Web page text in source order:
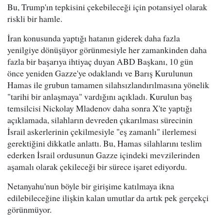
Bu, Trump'ın tepkisini çekebileceği için potansiyel olarak
riskli bir hamle.
İran konusunda yaptığı hatanın giderek daha fazla
yenilgiye dönüşüyor görünmesiyle her zamankinden daha
fazla bir başarıya ihtiyaç duyan ABD Başkanı, 10 gün
önce yeniden Gazze'ye odaklandı ve Barış Kurulunun
Hamas ile grubun tamamen silahsızlandırılmasına yönelik
"tarihi bir anlaşmaya" vardığını açıkladı. Kurulun baş
temsilcisi Nickolay Mladenov daha sonra X'te yaptığı
açıklamada, silahların devreden çıkarılması sürecinin
İsrail askerlerinin çekilmesiyle "eş zamanlı" ilerlemesi
gerektiğini dikkatle anlattı. Bu, Hamas silahlarını teslim
ederken İsrail ordusunun Gazze içindeki mevzilerinden
aşamalı olarak çekileceği bir sürece işaret ediyordu.
Netanyahu'nun böyle bir girişime katılmaya ikna
edilebileceğine ilişkin kalan umutlar da artık pek gerçekçi
görünmüyor.